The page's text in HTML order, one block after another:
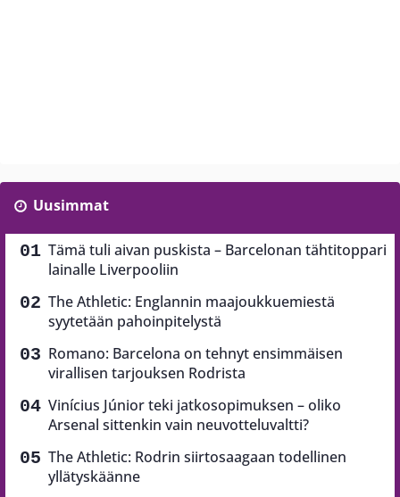
Uusimmat
Tämä tuli aivan puskista – Barcelonan tähtitoppari
lainalle Liverpooliin
The Athletic: Englannin maajoukkuemiestä
syytetään pahoinpitelystä
Romano: Barcelona on tehnyt ensimmäisen
virallisen tarjouksen Rodrista
Vinícius Júnior teki jatkosopimuksen – oliko
Arsenal sittenkin vain neuvotteluvaltti?
The Athletic: Rodrin siirtosaagaan todellinen
yllätyskäänne